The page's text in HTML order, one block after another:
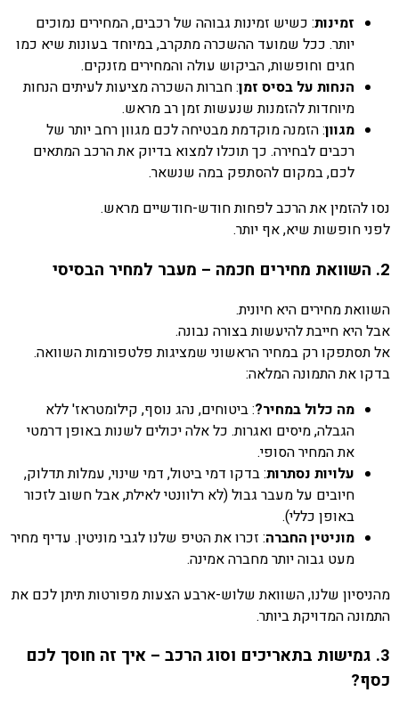
זמינות: כשיש זמינות גבוהה של רכבים, המחירים נמוכים
יותר. ככל שמועד ההשכרה מתקרב, במיוחד בעונות שיא כמו
חגים וחופשות, הביקוש עולה והמחירים מזנקים.
הנחות על בסיס זמן: חברות השכרה מציעות לעיתים הנחות
מיוחדות להזמנות שנעשות זמן רב מראש.
מגוון: הזמנה מוקדמת מבטיחה לכם מגוון רחב יותר של
רכבים לבחירה. כך תוכלו למצוא בדיוק את הרכב המתאים
לכם, במקום להסתפק במה שנשאר.
נסו להזמין את הרכב לפחות חודש-חודשיים מראש.
לפני חופשות שיא, אף יותר.
2. השוואת מחירים חכמה – מעבר למחיר הבסיסי
השוואת מחירים היא חיונית.
אבל היא חייבת להיעשות בצורה נבונה.
אל תסתפקו רק במחיר הראשוני שמציגות פלטפורמות השוואה.
בדקו את התמונה המלאה:
מה כלול במחיר?: ביטוחים, נהג נוסף, קילומטראז' ללא
הגבלה, מיסים ואגרות. כל אלה יכולים לשנות באופן דרמטי
את המחיר הסופי.
עלויות נסתרות: בדקו דמי ביטול, דמי שינוי, עמלות תדלוק,
חיובים על מעבר גבול (לא רלוונטי לאילת, אבל חשוב לזכור
באופן כללי).
מוניטין החברה: זכרו את הטיפ שלנו לגבי מוניטין. עדיף מחיר
מעט גבוה יותר מחברה אמינה.
מהניסיון שלנו, השוואת שלוש-ארבע הצעות מפורטות תיתן לכם את
התמונה המדויקת ביותר.
3. גמישות בתאריכים וסוג הרכב – איך זה חוסך לכם
כסף?